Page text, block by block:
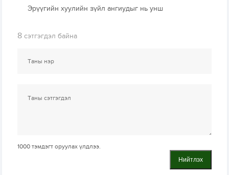
Эрүүгийн хуулийн зүйл ангиудыг нь унш
8 сэтгэгдэл байна
1000 тэмдэгт оруулах үлдлээ.
Нийтлэх